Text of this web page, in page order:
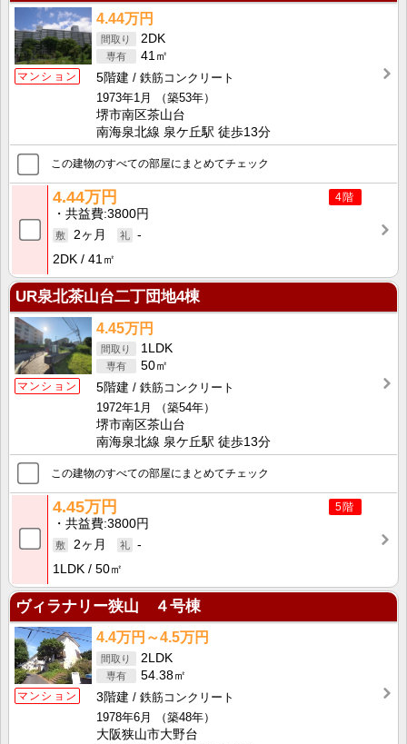
マンション
4.44万円
2DK
41㎡
5階建
鉄筋コンクリート
1973年1月
（築53年）
堺市南区茶山台
南海泉北線 泉ケ丘駅 徒歩13分
この建物のすべての部屋にまとめてチェック
4階
4.44万円
共益費 3800円
2ヶ月
-
2DK
41㎡
UR泉北茶山台二丁団地4棟
マンション
4.45万円
1LDK
50㎡
5階建
鉄筋コンクリート
1972年1月
（築54年）
堺市南区茶山台
南海泉北線 泉ケ丘駅 徒歩13分
この建物のすべての部屋にまとめてチェック
5階
4.45万円
共益費 3800円
2ヶ月
-
1LDK
50㎡
ヴィラナリー狭山 ４号棟
マンション
4.4万円～4.5万円
2LDK
54.38㎡
3階建
鉄筋コンクリート
1978年6月
（築48年）
大阪狭山市大野台